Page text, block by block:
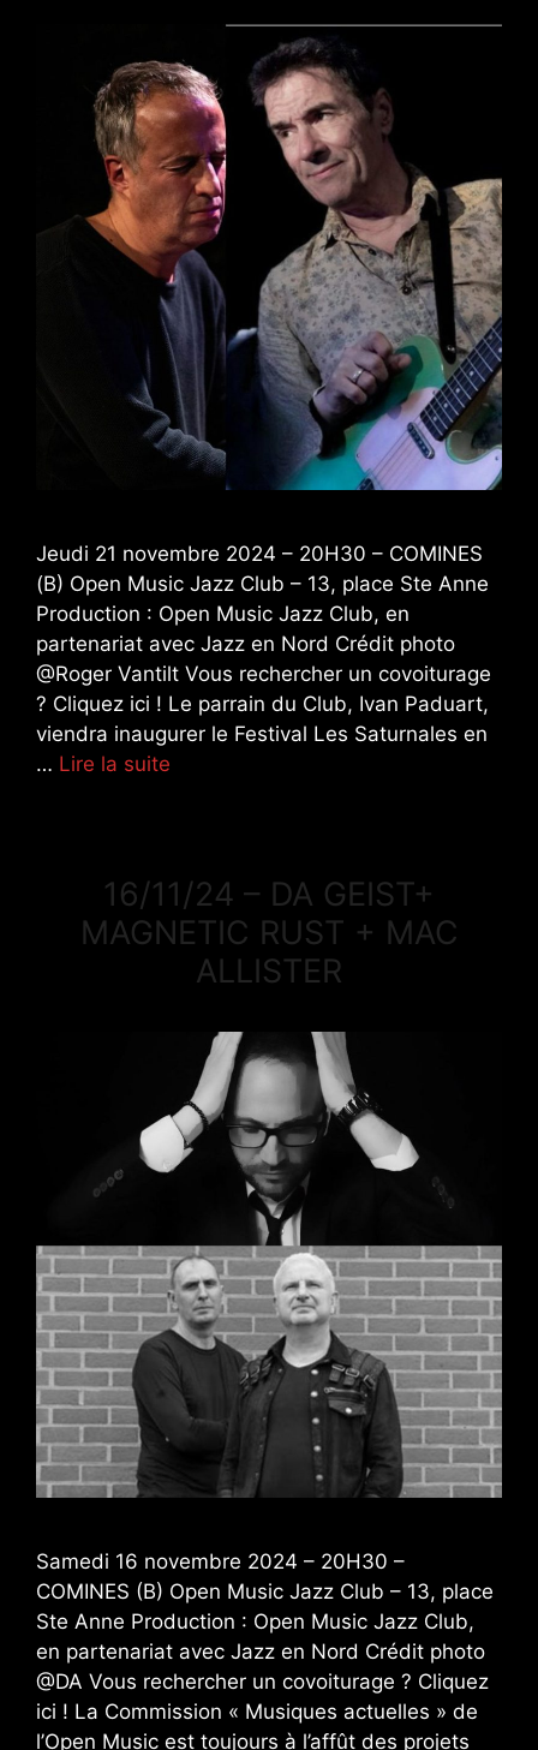
Jeudi 21 novembre 2024 – 20H30 – COMINES
(B) Open Music Jazz Club – 13, place Ste Anne
Production : Open Music Jazz Club, en
partenariat avec Jazz en Nord Crédit photo
@Roger Vantilt Vous rechercher un covoiturage
? Cliquez ici ! Le parrain du Club, Ivan Paduart,
viendra inaugurer le Festival Les Saturnales en
… Lire la suite
16/11/24 – DA GEIST+
MAGNETIC RUST + MAC
ALLISTER
Samedi 16 novembre 2024 – 20H30 –
COMINES (B) Open Music Jazz Club – 13, place
Ste Anne Production : Open Music Jazz Club,
en partenariat avec Jazz en Nord Crédit photo
@DA Vous rechercher un covoiturage ? Cliquez
ici ! La Commission « Musiques actuelles » de
l’Open Music est toujours à l’affût des projets